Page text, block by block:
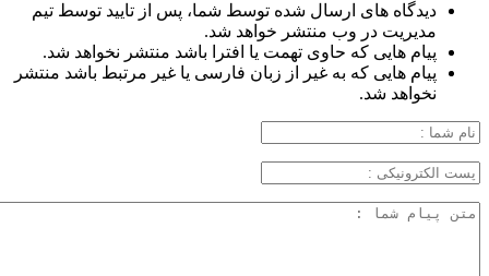
دیدگاه های ارسال شده توسط شما، پس از تایید توسط تیم
مدیریت در وب منتشر خواهد شد.
پیام هایی که حاوی تهمت یا افترا باشد منتشر نخواهد شد.
پیام هایی که به غیر از زبان فارسی یا غیر مرتبط باشد منتشر
نخواهد شد.